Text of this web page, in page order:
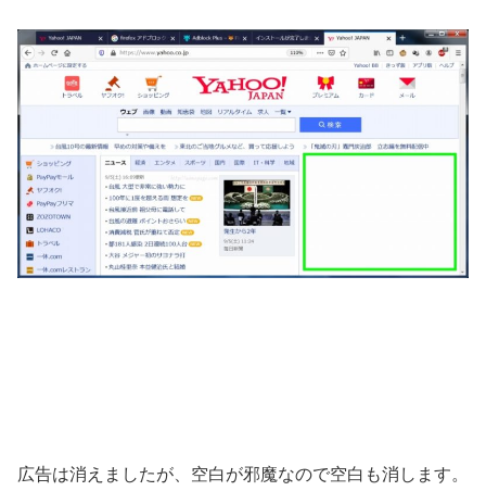
広告は消えましたが、空白が邪魔なので空白も消します。